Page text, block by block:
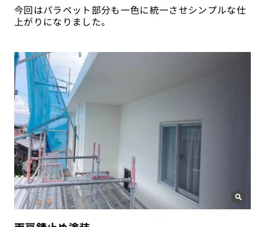
今回はパラペット部分も一色に統一させシンプルな仕
上がりになりました。